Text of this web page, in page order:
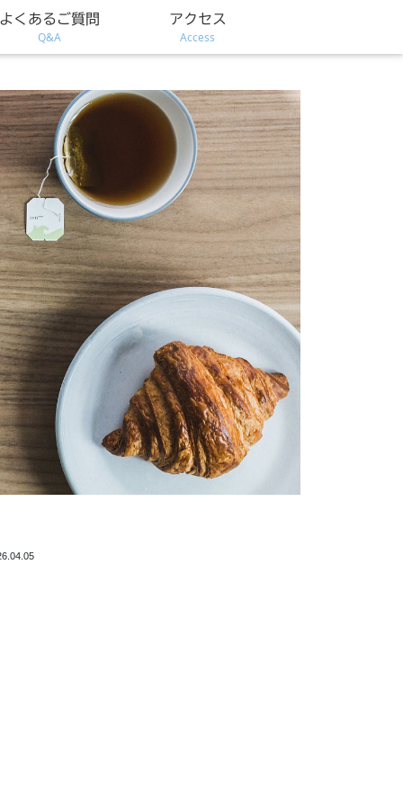
よくあるご質問
Q&A
アクセス
Access